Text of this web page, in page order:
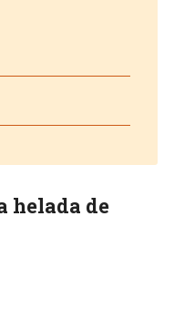
helada de